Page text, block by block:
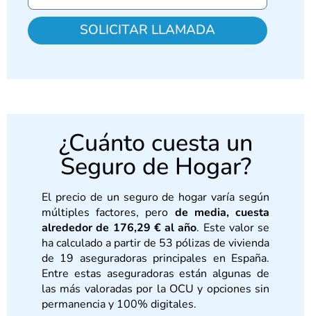
SOLICITAR LLAMADA
¿Cuánto cuesta un
Seguro de Hogar?
El precio de un seguro de hogar varía según
múltiples factores, pero de media, cuesta
alrededor de 176,29 € al año. Este valor se
ha calculado a partir de 53 pólizas de vivienda
de 19 aseguradoras principales en España.
Entre estas aseguradoras están algunas de
las más valoradas por la OCU y opciones sin
permanencia y 100% digitales.